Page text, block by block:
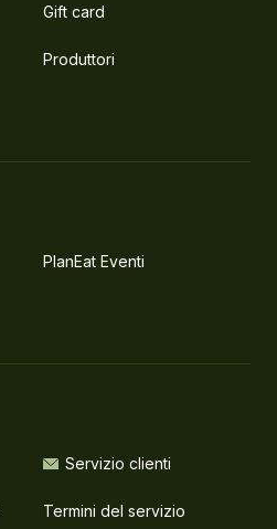
Gift card
Produttori
PlanEat Eventi
Servizio clienti
Termini del servizio